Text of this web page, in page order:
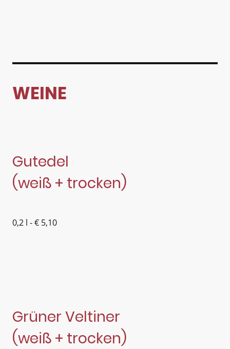
WEINE
Gutedel
(weiß + trocken)
0,2 l - € 5,10
Grüner Veltiner
(weiß + trocken)